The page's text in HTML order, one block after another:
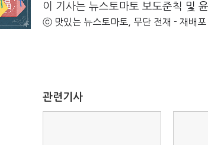
이 기사는 뉴스토마토 보도준칙 및
ⓒ 맛있는 뉴스토마토, 무단 전재 - 재배포
관련기사